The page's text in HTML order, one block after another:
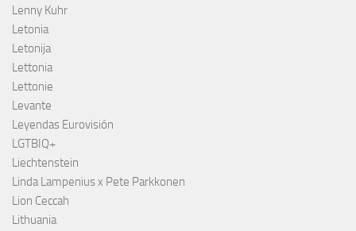
Lenny Kuhr
Letonia
Letonija
Lettonia
Lettonie
Levante
Leyendas Eurovisión
LGTBIQ+
Liechtenstein
Linda Lampenius x Pete Parkkonen
Lion Ceccah
Lithuania